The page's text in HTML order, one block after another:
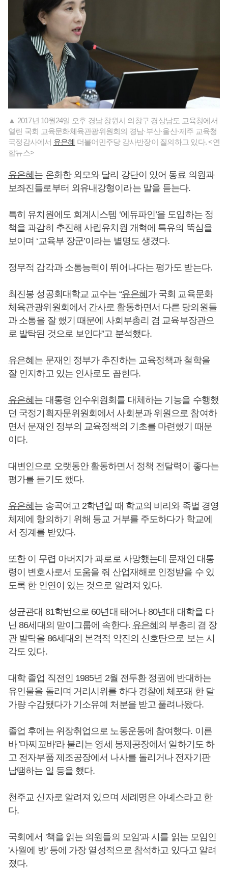
▲ 2017년 10월24일 오후 경남 창원시 의창구 경상남도 교육청에서
열린 국회 교육문화체육관광위원회의 경남·부산·울산·제주 교육청
국정감사에서 유은혜 더불어민주당 감사반장이 질의하고 있다. <연
합뉴스>
유은혜는 온화한 외모와 달리 강단이 있어 동료 의원과
보좌진들로부터 외유내강형이라는 말을 듣는다.
특히 유치원에도 회계시스템 ‘에듀파인’을 도입하는 정
책을 과감히 추진해 사립유치원 개혁에 특유의 뚝심을
보이며 ‘교육부 장군’이라는 별명도 생겼다.
정무적 감각과 소통능력이 뛰어나다는 평가도 받는다.
최진봉 성공회대학교 교수는 “유은혜가 국회 교육문화
체육관광위원회에서 간사로 활동하면서 다른 당의원들
과 소통을 잘 했기 때문에 사회부총리 겸 교육부장관으
로 발탁된 것으로 보인다”고 분석했다.
유은혜는 문재인 정부가 추진하는 교육정책과 철학을
잘 인지하고 있는 인사로도 꼽힌다.
유은혜는 대통령 인수위원회를 대체하는 기능을 수행했
던 국정기획자문위원회에서 사회분과 위원으로 참여하
면서 문재인 정부의 교육정책의 기초를 마련했기 때문
이다.
대변인으로 오랫동안 활동하면서 정책 전달력이 좋다는
평가를 듣기도 했다.
유은혜는 송곡여고 2학년일 때 학교의 비리와 족벌 경영
체제에 항의하기 위해 등교 거부를 주도하다가 학교에
서 징계를 받았다.
또한 이 무렵 아버지가 과로로 사망했는데 문재인 대통
령이 변호사로서 도움을 줘 산업재해로 인정받을 수 있
도록 한 인연이 있는 것으로 알려져 있다.
성균관대 81학번으로 60년대 태어나 80년대 대학을 다
닌 86세대의 맏이그룹에 속한다. 유은혜의 부총리 겸 장
관 발탁을 86세대의 본격적 약진의 신호탄으로 보는 시
각도 있다.
대학 졸업 직전인 1985년 2월 전두환 정권에 반대하는
유인물을 돌리며 거리시위를 하다 경찰에 체포돼 한 달
가량 수감됐다가 기소유예 처분을 받고 풀려나왔다.
졸업 후에는 위장취업으로 노동운동에 참여했다. 이른
바 '마찌꼬바'라 불리는 영세 봉제공장에서 일하기도 하
고 전자부품 제조공장에서 나사를 돌리거나 전자기판
납땜하는 일 등을 했다.
천주교 신자로 알려져 있으며 세례명은 아녜스라고 한
다.
국회에서 '책을 읽는 의원들의 모임'과 시를 읽는 모임인
'사월에 방' 등에 가장 열성적으로 참석하고 있다고 알려
졌다.